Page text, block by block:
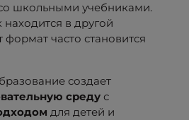
школьными учебниками.
в другой
часто становится
создает
среду с
для детей и